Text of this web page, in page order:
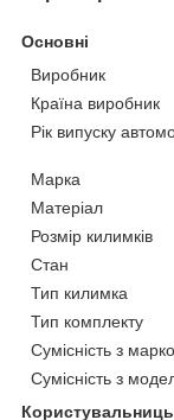
Основні
Виробник
Країна виробник
Рік випуску
Марка
Матеріал
Розмір килимків
Стан
Тип килимка
Тип комплекту
Сумісність з
Сумісність з